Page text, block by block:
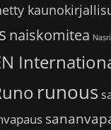
naiskomitea
runous